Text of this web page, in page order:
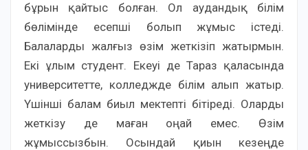
бұрын қайтыс болған. Ол аудандық білім
бөлімінде есепші болып жұмыс істеді.
Балаларды жалғыз өзім жеткізіп жатырмын.
Екі ұлым студент. Екеуі де Тараз қаласында
университетте, колледжде білім алып жатыр.
Үшінші балам биыл мектепті бітіреді. Оларды
жеткізу де маған оңай емес. Өзім
жұмыссызбын. Осындай қиын кезеңде